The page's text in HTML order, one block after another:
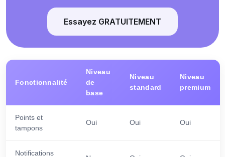
Essayez GRATUITEMENT
Fonctionnalité
Niveau
de
base
Niveau
standard
Niveau
premium
Points et
tampons
Oui Oui Oui
Notifications